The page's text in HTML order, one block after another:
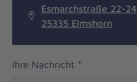
Esmarchstraße 22-24
25335 Elmshorn
Ihre Nachricht *